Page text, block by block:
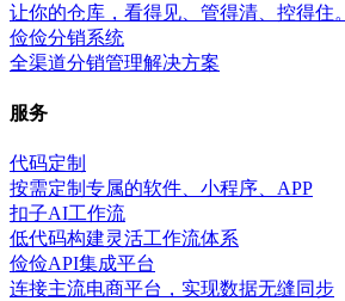
让你的仓库，看得见、管得清、控得住。
俭俭分销系统
全渠道分销管理解决方案
服务
代码定制
按需定制专属的软件、小程序、APP
扣子AI工作流
低代码构建灵活工作流体系
俭俭API集成平台
连接主流电商平台，实现数据无缝同步